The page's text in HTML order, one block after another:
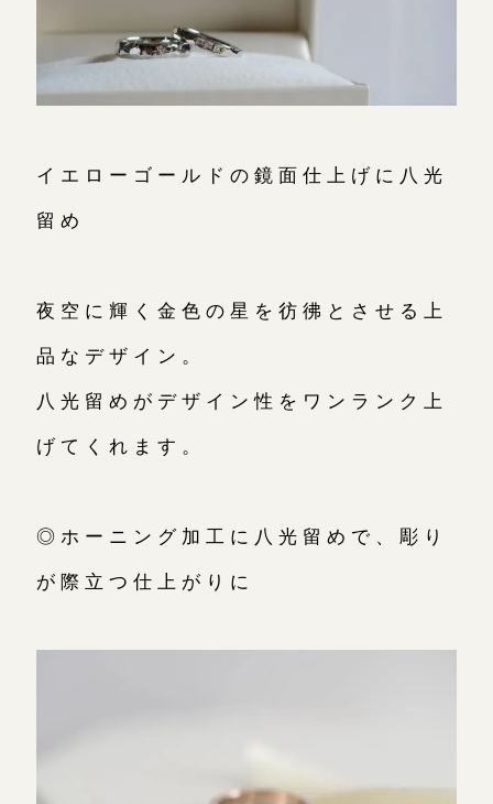
イエローゴールドの鏡面仕上げに八光
留め
夜空に輝く金色の星を彷彿とさせる上
品なデザイン。
八光留めがデザイン性をワンランク上
げてくれます。
◎ホーニング加工に八光留めで、彫り
が際立つ仕上がりに